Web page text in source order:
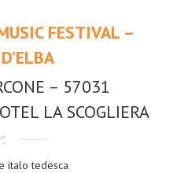
FESTIVAL –
– 57031
LA SCOGLIERA
italo tedesca